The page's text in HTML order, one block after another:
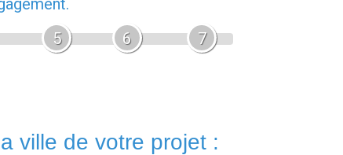
5 6 7
ville de votre projet :